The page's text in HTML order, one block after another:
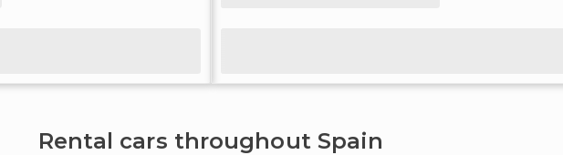
Rental cars throughout Spain